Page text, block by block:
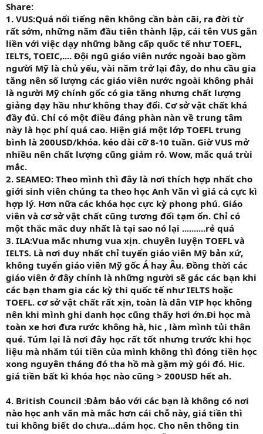
Share:
1. VUS:Quá nổi tiếng nên không cần bàn cãi, ra đời từ
rất sớm, những năm đầu tiên thành lập, cái tên VUS gắn
liền với việc dạy những bằng cấp quốc tế như TOEFL,
IELTS, TOEIC,.... Đội ngũ giáo viên nước ngoài bao gồm
người Mỹ là chủ yếu, vài năm trở lại đây, do nhu cầu gia
tăng nên số lượng các giáo viên nước ngoài không phải
là người Mỹ chính gốc có gia tăng nhưng chất lượng
giảng dạy hầu như không thay đổi. Cơ sở vật chất khá
đầy đủ. Chỉ có một điều đáng phàn nàn về trung tâm
này là học phí quá cao. Hiện giá một lớp TOEFL trung
bình là 200USD/khóa. kéo dài cỡ 8-10 tuần. Giờ VUS mở
nhiều nên chất lượng cũng giảm rỏ. Wow, mắc quá trùi
mắc.
2. SEAMEO: Theo mình thì đây là nơi thích hợp nhất cho
giới sinh viên chúng ta theo học Anh Văn vì giá cả cực kì
hợp lý. Hơn nữa các khóa học cực kỳ phong phú. Giáo
viên và cơ sở vật chất cũng tương đối tạm ổn. Chỉ có
một thắc mắc duy nhất là tại sao nó lại ..........rẻ quá
3. ILA:Vua mắc nhưng vua xịn. chuyên luyện TOEFL và
IELTS. Là nơi duy nhất chỉ tuyển giáo viên Mỹ bản xứ,
không tuyển giáo viên Mỹ gốc Á hay Âu. Đồng thời các
giáo viên ở đây chính là những người sẽ gác các bạn khi
các bạn tham gia các kỳ thi quốc tế như IELTS hoặc
TOEFL. cơ sở vật chất rất xịn, toàn là dân VIP học không
nên khi mình ghi danh học cũng thấy hơi ớn.Đi học mà
toàn xe hơi đưa rước không hà, hic , làm mình tủi thân
qué. Túm lại là nơi đây học rất tốt nhưng trước khi học
liệu mà nhắm túi tiền của mình không thì đóng tiền học
xong nguyên tháng đó tha hồ mà gặm mỳ gói đó. Hic.
giá tiền bất kì khóa học nào cũng > 200USD hết ah.
4. British Council :Đảm bảo với các bạn là không có nơi
nào học anh văn mà mắc hơn cái chỗ này, giá tiền thì
tui không biết do chưa...dám học. Cho nên thông tin